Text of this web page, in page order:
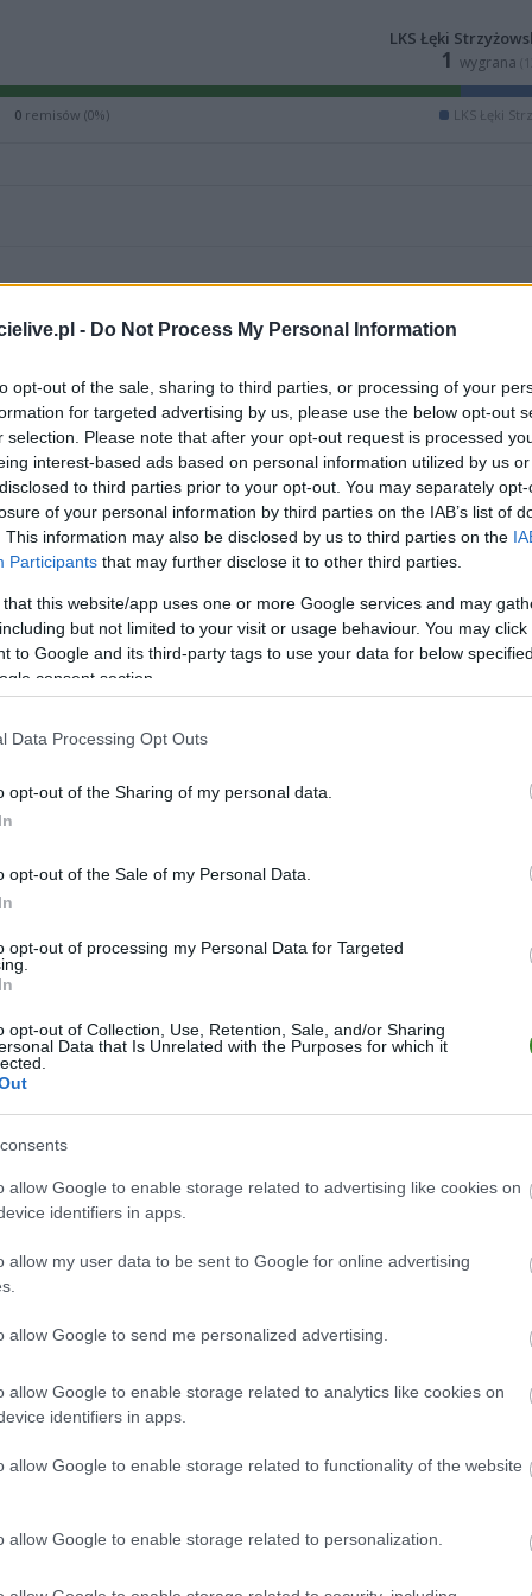
- Do Not Process My Personal Information
opt-out of the sale, sharing to third parties, or processing of your
for targeted advertising by us, please use the below opt-out
selection. Please note that after your opt-out request is processed
interest-based ads based on personal information utilized by us
to third parties prior to your opt-out. You may separately
of your personal information by third parties on the IAB’s list of
This information may also be disclosed by us to third parties on the
Participants that may further disclose it to other third parties.
that this website/app uses one or more Google services and may
but not limited to your visit or usage behaviour. You may
to Google and its third-party tags to use your data for below
consent section.
Data Processing Opt Outs
opt-out of the Sharing of my personal data.
opt-out of the Sale of my Personal Data.
opt-out of processing my Personal Data for Targeted
opt-out of Collection, Use, Retention, Sale, and/or Sharing
Data that Is Unrelated with the Purposes for which it
allow Google to enable storage related to advertising like cookies on
identifiers in apps.
allow my user data to be sent to Google for online advertising
allow Google to send me personalized advertising.
allow Google to enable storage related to analytics like cookies on
identifiers in apps.
allow Google to enable storage related to functionality of the website
allow Google to enable storage related to personalization.
LKS Łęki
1 wygrana
0 remisów (0%) LKS Łęki
ZOBACZ WIĘCEJ (4)
M PKT Z R
24 59 19 2 3 91-
24 53 16 5 3 95-34
24 63-56
83-
24 27 9 60-
24 5 1 2 23-
remis
M PKT Z R P GOLE
12 25 7 4 1 47-13
12 22 38-17
30-
31-
30-
50-
21-
35-